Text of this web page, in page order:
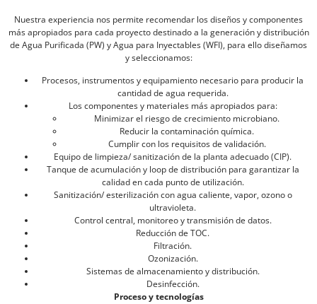
Nuestra experiencia nos permite recomendar los diseños y componentes
más apropiados para cada proyecto destinado a la generación y distribución
de Agua Purificada (PW) y Agua para Inyectables (WFI), para ello diseñamos
y seleccionamos:
Procesos, instrumentos y equipamiento necesario para producir la
cantidad de agua requerida.
Los componentes y materiales más apropiados para:
Minimizar el riesgo de crecimiento microbiano.
Reducir la contaminación química.
Cumplir con los requisitos de validación.
Equipo de limpieza/ sanitización de la planta adecuado (CIP).
Tanque de acumulación y loop de distribución para garantizar la
calidad en cada punto de utilización.
Sanitización/ esterilización con agua caliente, vapor, ozono o
ultravioleta.
Control central, monitoreo y transmisión de datos.
Reducción de TOC.
Filtración.
Ozonización.
Sistemas de almacenamiento y distribución.
Desinfección.
Proceso y tecnologías